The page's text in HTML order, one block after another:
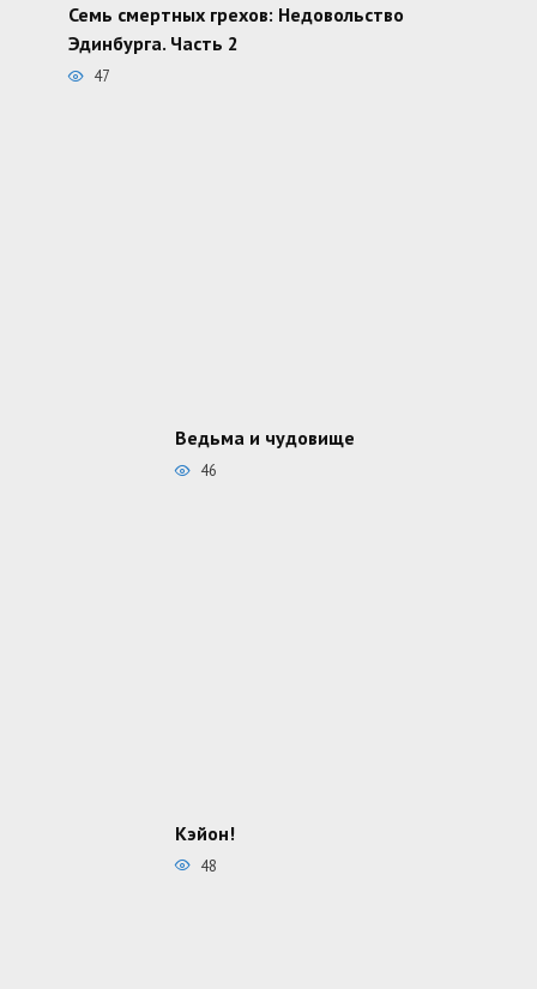
Семь смертных грехов: Недовольство
Эдинбурга. Часть 2
47
Ведьма и чудовище
46
Кэйон!
48